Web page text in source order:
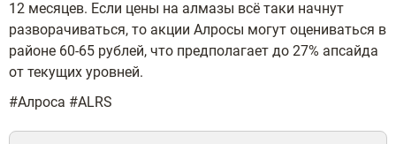
12 месяцев. Если цены на алмазы всё таки начнут
разворачиваться, то акции Алросы могут оцениваться в
районе 60-65 рублей, что предполагает до 27% апсайда
от текущих уровней.
#Алроса #ALRS